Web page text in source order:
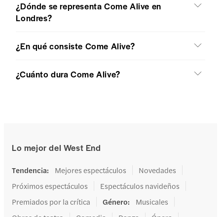
¿Dónde se representa Come Alive en
Londres?
¿En qué consiste Come Alive?
¿Cuánto dura Come Alive?
Lo mejor del West End
Tendencia: Mejores espectáculos
Novedades
Próximos espectáculos
Espectáculos navideños
Premiados por la crítica
Género:
Musicales